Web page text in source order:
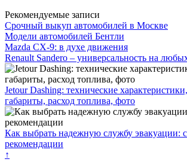
Рекомендуемые записи
Срочный выкуп автомобилей в Москве
Модели автомобилей Бентли
Mazda CX-9: в духе движения
Renault Sandero – универсальность на
Jetour Dashing: технические
габариты, расход топлива, фото
Как выбрать надежную службу эвакуации:
рекомендации
↑